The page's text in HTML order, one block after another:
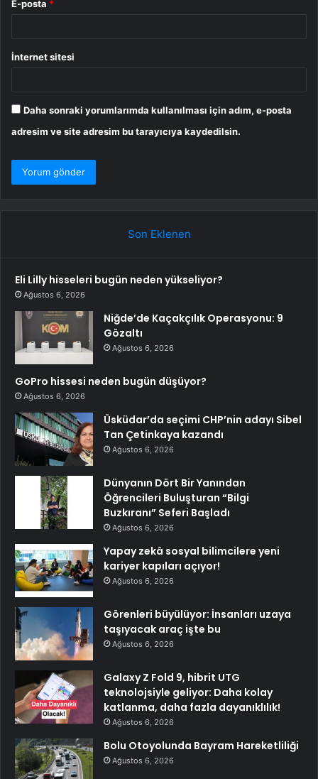
E-posta *
İnternet sitesi
Daha sonraki yorumlarımda kullanılması için adım, e-posta
adresim ve site adresim bu tarayıcıya kaydedilsin.
Son Eklenen
Eli Lilly hisseleri bugün neden yükseliyor?
Ağustos 6, 2026
Niğde’de Kaçakçılık Operasyonu: 9
Gözaltı
Ağustos 6, 2026
GoPro hissesi neden bugün düşüyor?
Ağustos 6, 2026
Üsküdar’da seçimi CHP’nin adayı Sibel
Tan Çetinkaya kazandı
Ağustos 6, 2026
Dünyanın Dört Bir Yanından
Öğrencileri Buluşturan “Bilgi
Buzkıranı” Seferi Başladı
Ağustos 6, 2026
Yapay zekâ sosyal bilimcilere yeni
kariyer kapıları açıyor!
Ağustos 6, 2026
Görenleri büyülüyor: İnsanları uzaya
taşıyacak araç işte bu
Ağustos 6, 2026
Galaxy Z Fold 9, hibrit UTG
teknolojsiyle geliyor: Daha kolay
katlanma, daha fazla dayanıklılık!
Ağustos 6, 2026
Bolu Otoyolunda Bayram Hareketliliği
Ağustos 6, 2026